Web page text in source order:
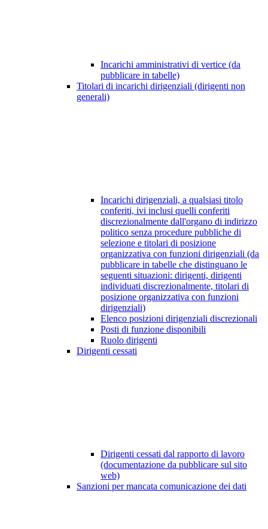
Incarichi amministrativi di vertice (da
pubblicare in tabelle)
Titolari di incarichi dirigenziali (dirigenti non
generali)
Incarichi dirigenziali, a qualsiasi titolo
conferiti, ivi inclusi quelli conferiti
discrezionalmente dall'organo di indirizzo
politico senza procedure pubbliche di
selezione e titolari di posizione
organizzativa con funzioni dirigenziali (da
pubblicare in tabelle che distinguano le
seguenti situazioni: dirigenti, dirigenti
individuati discrezionalmente, titolari di
posizione organizzativa con funzioni
dirigenziali)
Elenco posizioni dirigenziali discrezionali
Posti di funzione disponibili
Ruolo dirigenti
Dirigenti cessati
Dirigenti cessati dal rapporto di lavoro
(documentazione da pubblicare sul sito
web)
Sanzioni per mancata comunicazione dei dati